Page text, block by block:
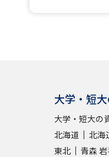
大学・短
大学・短大の
北海道
北海
東北
青森